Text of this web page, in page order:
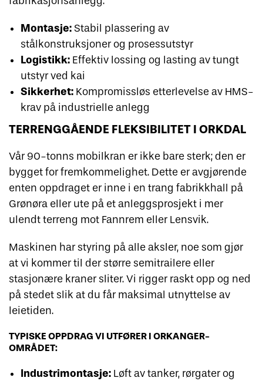
Montasje:Stabil plassering av
stålkonstruksjoner og prosessutstyr
Logistikk: Effektiv lossing og lasting av tungt
utstyr ved kai
Sikkerhet: Kompromissløs etterlevelse av HMS-
krav på industrielle anlegg
TERRENGGÅENDE FLEKSIBILITET I ORKDAL
Vår 90-tonns mobilkran er ikke bare sterk; den er
bygget for fremkommelighet. Dette er avgjørende
enten oppdraget er inne i en trang fabrikkhall på
Grønøra eller ute på et anleggsprosjekt i mer
ulendt terreng mot Fannrem eller Lensvik.
Maskinen har styring på alle aksler, noe som gjør
at vi kommer til der større semitrailere eller
stasjonære kraner sliter. Vi rigger raskt opp og ned
på stedet slik at du får maksimal utnyttelse av
leietiden.
TYPISKE OPPDRAG VI UTFØRER I ORKANGER-
OMRÅDET:
Industrimontasje: Løft av tanker, rørgater og